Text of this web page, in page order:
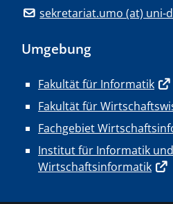
sekretariat.umo (at) uni-
Umgebung
Fakultät für Informatik
Fakultät für
Fachgebiet
Institut für Informatik und
Wirtschaftsinformatik